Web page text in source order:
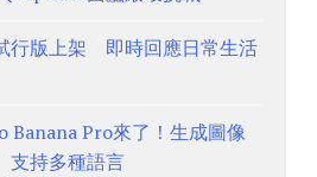
行版上架 即時回應日常生活
Banana Pro來了！生成圖像
持多種語言